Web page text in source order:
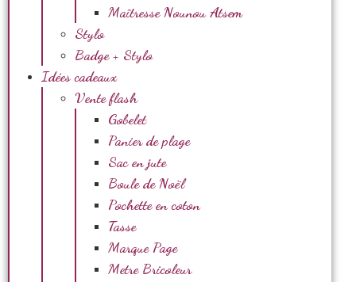
Maîtresse Nounou Atsem
Stylo
Badge + Stylo
Idées cadeaux
Vente flash
Gobelet
Panier de plage
Sac en jute
Boule de Noël
Pochette en coton
Tasse
Marque Page
Metre Bricoleur